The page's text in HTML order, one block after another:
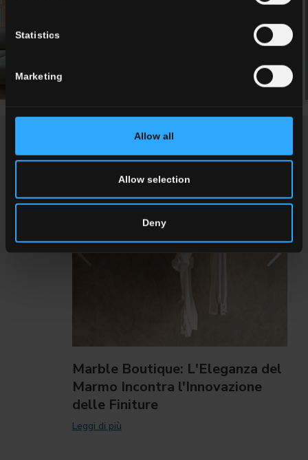
Statistics
Marketing
Allow all
Allow selection
Deny
NEWS / EVENTI
Marble Boutique: L'Eleganza del
Marmo Incontra l'Innovazione
delle Finiture
Leggi di più